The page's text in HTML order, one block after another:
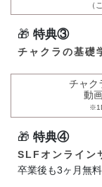
（
🎁 特典③
チャクラの基礎
チャク
動
🎁 特典④
SLFオンライン
卒業後も3ヶ月無